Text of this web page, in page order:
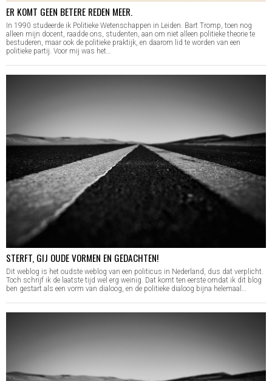
ER KOMT GEEN BETERE REDEN MEER.
In 1990 studeerde ik Politieke Wetenschappen in Leiden. Bart Tromp, toen nog
alleen mijn docent, raadde ons, studenten, aan om niet alleen politieke theorie te
bestuderen, maar ook de politieke praktijk, en daarom lid te worden van een
politieke partij. Voor mij was het…
STERFT, GIJ OUDE VORMEN EN GEDACHTEN!
Dit weblog is het oudste weblog van een politicus in Nederland, dus dat verplicht.
Toch schrijf ik de laatste tijd wel erg weinig. Dat komt ten eerste omdat ik dit blog
ben gestart als een vorm van dialoog, en de politieke dialoog bijna helemaal…